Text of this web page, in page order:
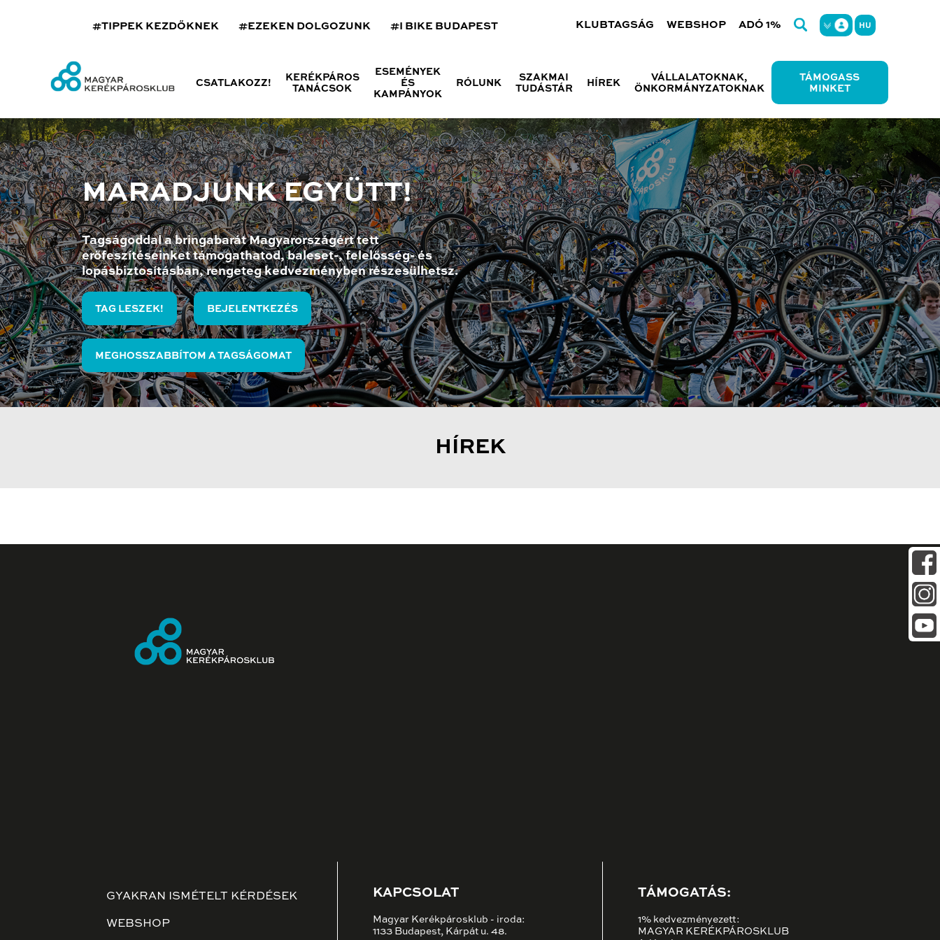
#TIPPEK KEZDŐKNEK #EZEKEN DOLGOZUNK #I BIKE BUDAPEST KLUBTAGSÁG WEBSHOP ADÓ 1% HU
CSATLAKOZZ!
KERÉKPÁROS
TANÁCSOK
ESEMÉNYEK
ÉS
KAMPÁNYOK
RÓLUNK
SZAKMAI
TUDÁSTÁR
HÍREK
VÁLLALATOKNAK,
ÖNKORMÁNYZATOKNAK
TÁMOGASS
MINKET
MARADJUNK EGYÜTT!
Tagságoddal a bringabarát Magyarországért tett
erőfeszítéseinket támogathatod, baleset-, felelősség- és
lopásbiztosításban, rengeteg kedvezményben részesülhetsz.
TAG LESZEK! BEJELENTKEZÉS
MEGHOSSZABBÍTOM A TAGSÁGOMAT
HÍREK
GYAKRAN ISMÉTELT KÉRDÉSEK
WEBSHOP
KAPCSOLAT
Magyar Kerékpárosklub - iroda:
1133 Budapest, Kárpát u. 48.
TÁMOGATÁS:
1% kedvezményezett:
MAGYAR KERÉKPÁROSKLUB